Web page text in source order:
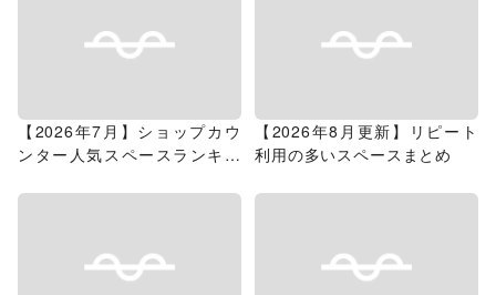
【2026年7月】ショップカウ
ンター人気スペースランキン
【2026年8月更新】リピート
利用の多いスペースまとめ